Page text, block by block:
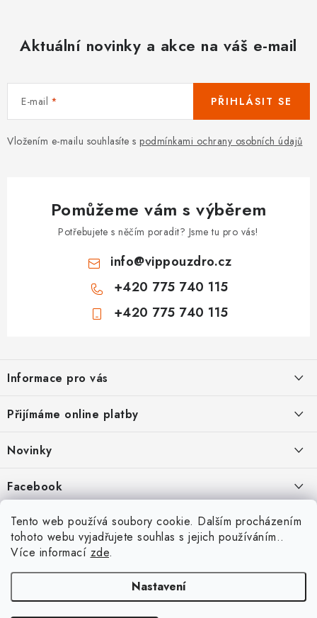
Tento web používá soubory cookie. Dalším procházením
tohoto webu vyjadřujete souhlas s jejich používáním..
Více informací zde.
Nastavení
Aktuální novinky a akce na váš e-mail
E-mail
Vložením e-mailu souhlasíte s podmínkami ochrany osobních údajů
PŘIHLÁSIT SE
Pomůžeme vám s výběrem
Potřebujete s něčím poradit? Jsme tu pro vás!
info@vippouzdro.cz
+420 775 740 115
+420 775 740 115
p
a
Informace pro vás
Jak nakupovat
Ochrana osobních údajů
Hodnocení obchodu
Doprava a platba
Vrácení zboží a reklamace
Přijímáme online platby
Novinky
Kryty, pouzdra, obaly na mobil Apple iPhone.
11.9.2022
Nová skla pro vaši ochranu
22.8.2020
Designové kryty pro Xiaomi
Facebook
Heureka Recenze obchodu